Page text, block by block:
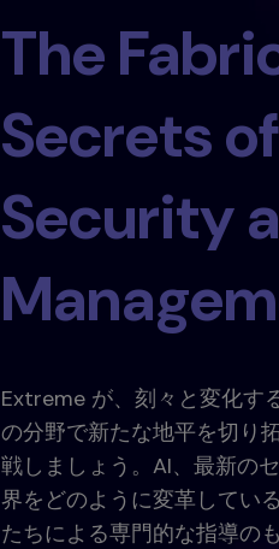
The
Secrets
Security
Extreme が、刻々と変化す
の分野で新たな地平を切り
戦しましょう。AI、最新の
界をどのように変革してい
たちによる専門的な指導の